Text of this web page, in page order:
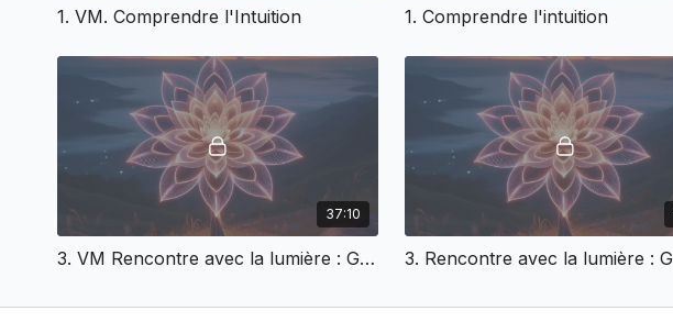
1. VM. Comprendre l'Intuition 1. Comprendre l'intuition
37:10
3. VM Rencontre avec la lumière : Guides et intuition profonde